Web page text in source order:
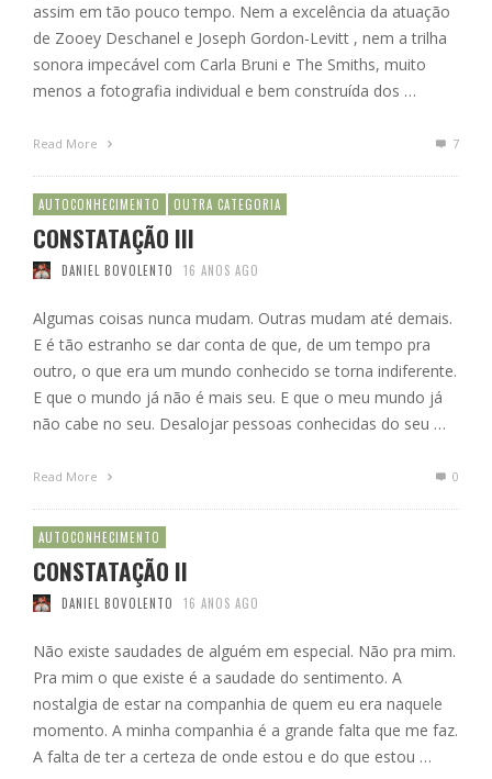
assim em tão pouco tempo. Nem a excelência da atuação
de Zooey Deschanel e Joseph Gordon-Levitt , nem a trilha
sonora impecável com Carla Bruni e The Smiths, muito
menos a fotografia individual e bem construída dos …
Read More 7
AUTOCONHECIMENTO OUTRA CATEGORIA
CONSTATAÇÃO III
DANIEL BOVOLENTO 16 ANOS AGO
Algumas coisas nunca mudam. Outras mudam até demais.
E é tão estranho se dar conta de que, de um tempo pra
outro, o que era um mundo conhecido se torna indiferente.
E que o mundo já não é mais seu. E que o meu mundo já
não cabe no seu. Desalojar pessoas conhecidas do seu …
Read More 0
AUTOCONHECIMENTO
CONSTATAÇÃO II
DANIEL BOVOLENTO 16 ANOS AGO
Não existe saudades de alguém em especial. Não pra mim.
Pra mim o que existe é a saudade do sentimento. A
nostalgia de estar na companhia de quem eu era naquele
momento. A minha companhia é a grande falta que me faz.
A falta de ter a certeza de onde estou e do que estou …